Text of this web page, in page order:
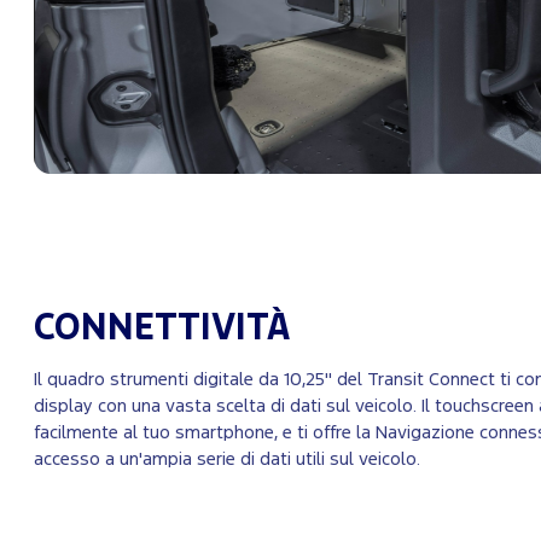
CONNETTIVITÀ
Il quadro strumenti digitale da 10,25" del Transit Connect ti
display con una vasta scelta di dati sul veicolo. Il touchscreen
facilmente al tuo smartphone, e ti offre la Navigazione
accesso a un'ampia serie di dati utili sul veicolo.